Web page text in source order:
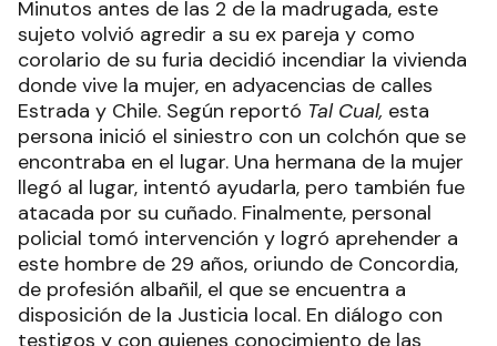
Minutos antes de las 2 de la madrugada, este
sujeto volvió agredir a su ex pareja y como
corolario de su furia decidió incendiar la vivienda
donde vive la mujer, en adyacencias de calles
Estrada y Chile. Según reportó Tal Cual, esta
persona inició el siniestro con un colchón que se
encontraba en el lugar. Una hermana de la mujer
llegó al lugar, intentó ayudarla, pero también fue
atacada por su cuñado. Finalmente, personal
policial tomó intervención y logró aprehender a
este hombre de 29 años, oriundo de Concordia,
de profesión albañil, el que se encuentra a
disposición de la Justicia local. En diálogo con